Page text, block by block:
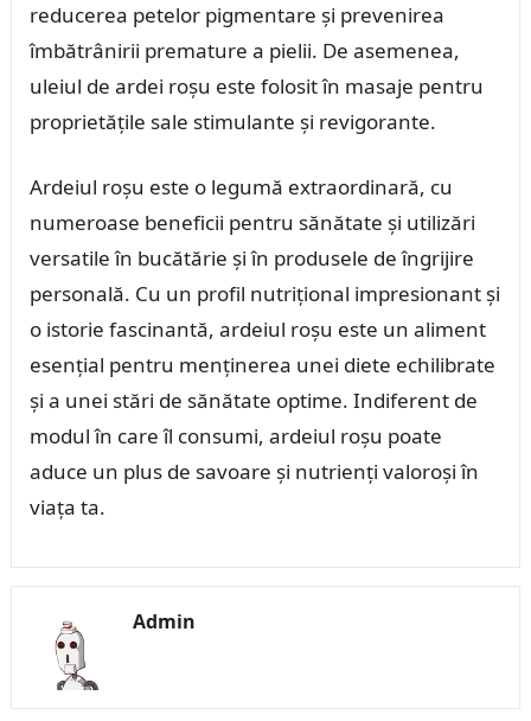
reducerea petelor pigmentare și prevenirea
îmbătrânirii premature a pielii. De asemenea,
uleiul de ardei roșu este folosit în masaje pentru
proprietățile sale stimulante și revigorante.
Ardeiul roșu este o legumă extraordinară, cu
numeroase beneficii pentru sănătate și utilizări
versatile în bucătărie și în produsele de îngrijire
personală. Cu un profil nutrițional impresionant și
o istorie fascinantă, ardeiul roșu este un aliment
esențial pentru menținerea unei diete echilibrate
și a unei stări de sănătate optime. Indiferent de
modul în care îl consumi, ardeiul roșu poate
aduce un plus de savoare și nutrienți valoroși în
viața ta.
Admin